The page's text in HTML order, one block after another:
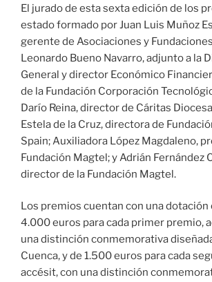
El jurado de esta sexta edición de los
estado formado por Juan Luis Muñoz
gerente de Asociaciones y
Leonardo Bueno Navarro, adjunto a la
General y director Económico
de la Fundación Corporación
Darío Reina, director de Cáritas
Estela de la Cruz, directora de
Spain; Auxiliadora López Magdaleno,
Fundación Magtel; y Adrián Fernández
director de la Fundación Magtel.
​Los premios cuentan con una dotación
4.000 euros para cada primer premio,
una distinción conmemorativa
Cuenca, y de 1.500 euros para cada
accésit, con una distinción